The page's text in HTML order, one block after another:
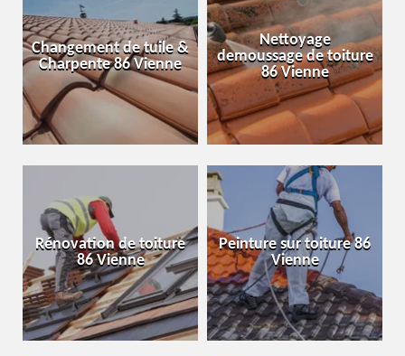
Changement de tuile &
Charpente 86 Vienne
Nettoyage
demoussage de toiture
86 Vienne
Rénovation de toiture
86 Vienne
Peinture sur toiture 86
Vienne